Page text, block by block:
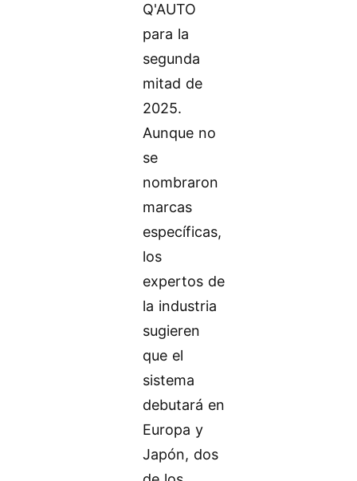
Q'AUTO
para la
segunda
mitad de
2025.
Aunque no
se
nombraron
marcas
específicas,
los
expertos de
la industria
sugieren
que el
sistema
debutará en
Europa y
Japón, dos